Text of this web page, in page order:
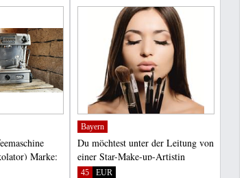
Marke:
Typ:...
Bayern
Du möchtest unter der Leitung von
einer Star-Make-up-Artistin
Martina Otte, die auch...
45 EUR